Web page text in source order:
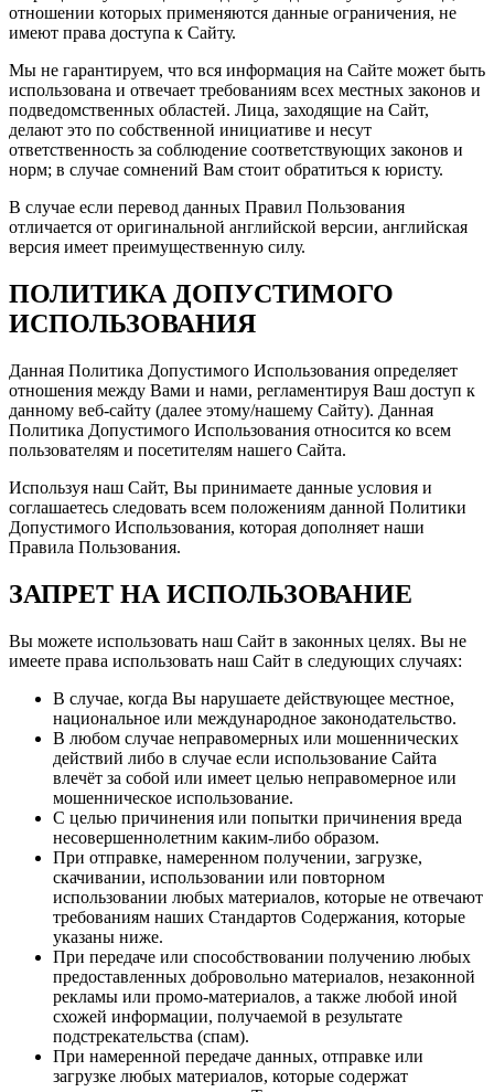
отношении которых применяются данные ограничения, не
имеют права доступа к Сайту.
Мы не гарантируем, что вся информация на Сайте может быть
использована и отвечает требованиям всех местных законов и
подведомственных областей. Лица, заходящие на Сайт,
делают это по собственной инициативе и несут
ответственность за соблюдение соответствующих законов и
норм; в случае сомнений Вам стоит обратиться к юристу.
В случае если перевод данных Правил Пользования
отличается от оригинальной английской версии, английская
версия имеет преимущественную силу.
ПОЛИТИКА ДОПУСТИМОГО
ИСПОЛЬЗОВАНИЯ
Данная Политика Допустимого Использования определяет
отношения между Вами и нами, регламентируя Ваш доступ к
данному веб-сайту (далее этому/нашему Сайту). Данная
Политика Допустимого Использования относится ко всем
пользователям и посетителям нашего Сайта.
Используя наш Сайт, Вы принимаете данные условия и
соглашаетесь следовать всем положениям данной Политики
Допустимого Использования, которая дополняет наши
Правила Пользования.
ЗАПРЕТ НА ИСПОЛЬЗОВАНИЕ
Вы можете использовать наш Сайт в законных целях. Вы не
имеете права использовать наш Сайт в следующих случаях:
В случае, когда Вы нарушаете действующее местное,
национальное или международное законодательство.
В любом случае неправомерных или мошеннических
действий либо в случае если использование Сайта
влечёт за собой или имеет целью неправомерное или
мошенническое использование.
С целью причинения или попытки причинения вреда
несовершеннолетним каким-либо образом.
При отправке, намеренном получении, загрузке,
скачивании, использовании или повторном
использовании любых материалов, которые не отвечают
требованиям наших Стандартов Содержания, которые
указаны ниже.
При передаче или способствовании получению любых
предоставленных добровольно материалов, незаконной
рекламы или промо-материалов, а также любой иной
схожей информации, получаемой в результате
подстрекательства (спам).
При намеренной передаче данных, отправке или
загрузке любых материалов, которые содержат